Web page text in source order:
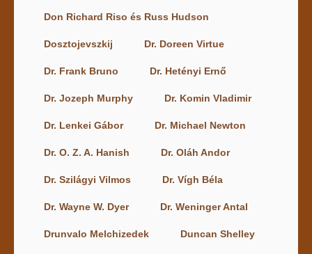
Don Richard Riso és Russ Hudson
Dosztojevszkij Dr. Doreen Virtue
Dr. Frank Bruno Dr. Hetényi Ernő
Dr. Jozeph Murphy Dr. Komin Vladimir
Dr. Lenkei Gábor Dr. Michael Newton
Dr. O. Z. A. Hanish Dr. Oláh Andor
Dr. Szilágyi Vilmos Dr. Vígh Béla
Dr. Wayne W. Dyer Dr. Weninger Antal
Drunvalo Melchizedek Duncan Shelley